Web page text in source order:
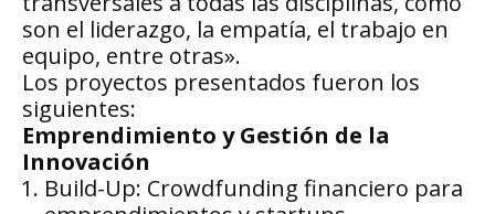
son el liderazgo, la empatía, el trabajo en
equipo, entre otras».
Los proyectos presentados fueron los
siguientes:
Emprendimiento y Gestión de la
Innovación
Build-Up: Crowdfunding financiero para